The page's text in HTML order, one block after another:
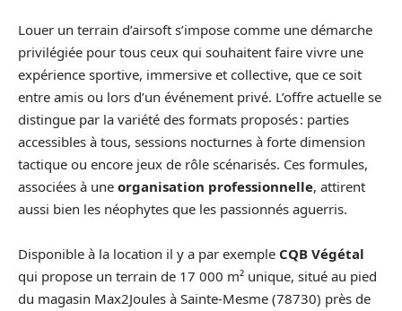
Louer un terrain d’airsoft s’impose comme une démarche
privilégiée pour tous ceux qui souhaitent faire vivre une
expérience sportive, immersive et collective, que ce soit
entre amis ou lors d’un événement privé. L’offre actuelle se
distingue par la variété des formats proposés : parties
accessibles à tous, sessions nocturnes à forte dimension
tactique ou encore jeux de rôle scénarisés. Ces formules,
associées à une organisation professionnelle, attirent
aussi bien les néophytes que les passionnés aguerris.
Disponible à la location il y a par exemple CQB Végétal
qui propose un terrain de 17 000 m² unique, situé au pied
du magasin Max2Joules à Sainte-Mesme (78730) près de